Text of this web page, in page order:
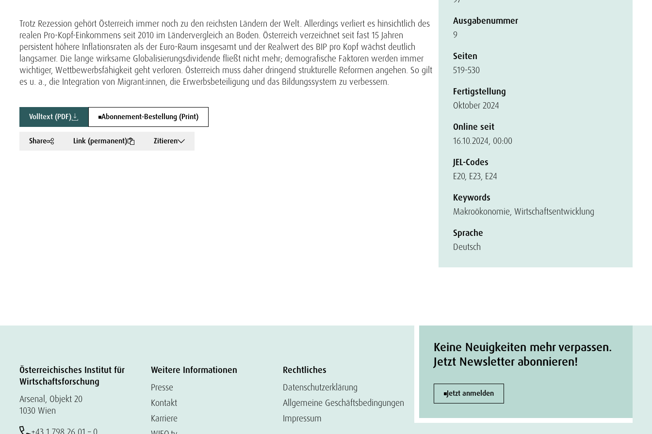
Trotz Rezession gehört Österreich immer noch zu den reichsten Ländern der Welt. Allerdings verliert es hinsichtlich des
realen Pro-Kopf-Einkommens seit 2010 im Ländervergleich an Boden. Österreich verzeichnet seit fast 15 Jahren
persistent höhere Inflationsraten als der Euro-Raum insgesamt und der Realwert des BIP pro Kopf wächst deutlich
langsamer. Die lange wirksame Globalisierungsdividende fließt nicht mehr; demografische Faktoren werden immer
wichtiger, Wettbewerbsfähigkeit geht verloren. Österreich muss daher dringend strukturelle Reformen angehen. So gilt
es u. a., die Integration von Migrant:innen, die Erwerbsbeteiligung und das Bildungssystem zu verbessern.
Volltext (PDF) Abonnement-Bestellung (Print)
Share Link (permanent) Zitieren
Ausgabenummer
9
Seiten
519-530
Fertigstellung
Oktober 2024
Online seit
16.10.2024, 00:00
JEL-Codes
E20, E23, E24
Keywords
Makroökonomie, Wirtschaftsentwicklung
Sprache
Deutsch
Österreichisches Institut für
Wirtschaftsforschung
Arsenal, Objekt 20
1030 Wien
Weitere Informationen
Presse
Kontakt
Karriere
Rechtliches
Datenschutzerklärung
Allgemeine Geschäftsbedingungen
Impressum
Keine Neuigkeiten mehr verpassen.
Jetzt Newsletter abonnieren!
Jetzt anmelden